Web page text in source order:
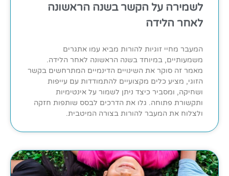
לשמירה על הקשר בשנה הראשונה
לאחר הלידה
המעבר מחיי זוגיות להורות מביא עמו אתגרים
משמעותיים, במיוחד בשנה הראשונה לאחר הלידה.
מאמר זה סוקר את השינויים הדינמיים המתרחשים בקשר
הזוגי, מציע כלים מקצועיים להתמודדות עם עייפות
ושחיקה, ומסביר כיצד ניתן לשמור על אינטימיות
ותקשורת פתוחה. גלו את הדרכים לבסס שותפות חזקה
ולצלוח את המעבר להורות בצורה המיטבית.